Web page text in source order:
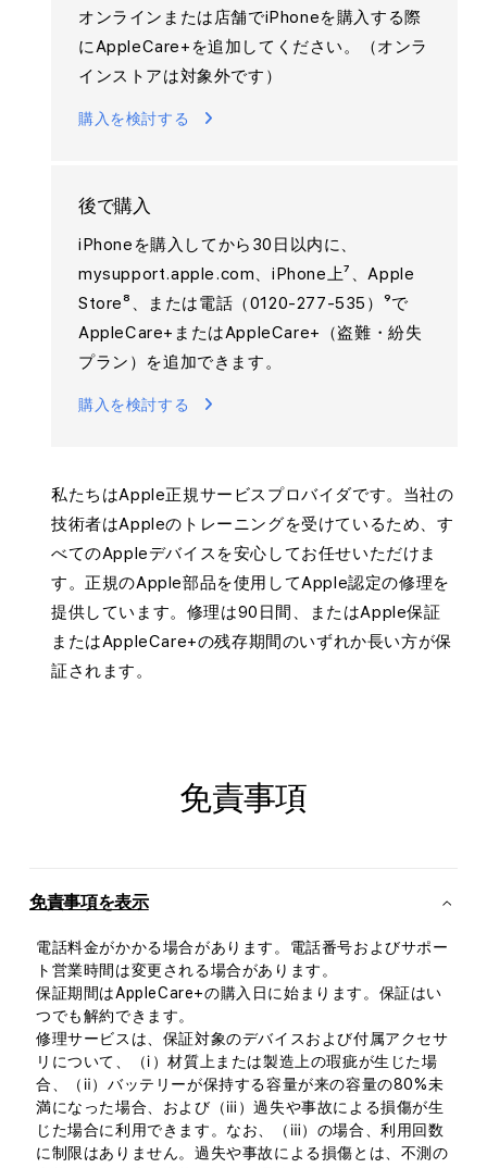
オンラインまたは店舗でiPhoneを購入する際
にAppleCare+を追加してください。（オンラ
インストアは対象外です）
購入を検討する
後で購入
iPhoneを購入してから30日以内に、
mysupport.apple.com、iPhone上⁷、Apple
Store⁸、または電話（0120-277-535）⁹で
AppleCare+またはAppleCare+（盗難・紛失
プラン）を追加できます。
購入を検討する
私たちはApple正規サービスプロバイダです。当社の
技術者はAppleのトレーニングを受けているため、す
べてのAppleデバイスを安心してお任せいただけま
す。正規のApple部品を使用してApple認定の修理を
提供しています。修理は90日間、またはApple保証
またはAppleCare+の残存期間のいずれか長い方が保
証されます。
免責事項
免責事項を表示
電話料金がかかる場合があります。電話番号およびサポー
ト営業時間は変更される場合があります。
保証期間はAppleCare+の購入日に始まります。保証はい
つでも解約できます。
修理サービスは、保証対象のデバイスおよび付属アクセサ
リについて、（ⅰ）材質上または製造上の瑕疵が生じた場
合、（ⅱ）バッテリーが保持する容量が来の容量の80%未
満になった場合、および（ⅲ）過失や事故による損傷が生
じた場合に利用できます。なお、（ⅲ）の場合、利用回数
に制限はありません。過失や事故による損傷とは、不測の